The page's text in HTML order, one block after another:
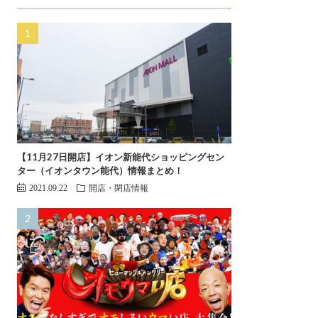
【11月27日開店】イオン新能代ショッピングセン
ター（イオンタウン能代）情報まとめ！
2021.09.22 開店・閉店情報